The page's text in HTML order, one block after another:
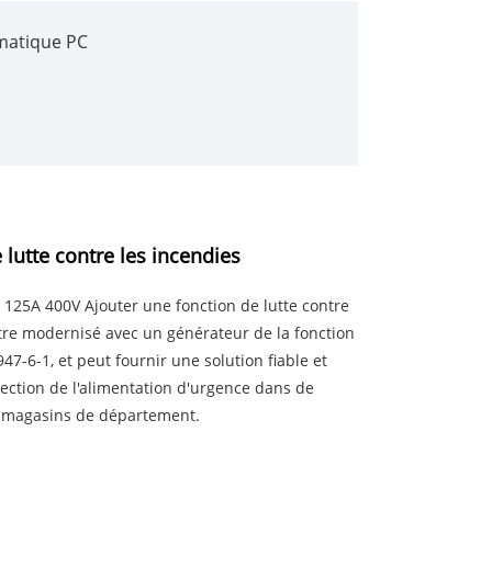
PC
lutte contre les incendies
400V Ajouter une fonction de lutte contre
modernisé avec un générateur de la fonction
6-1, et peut fournir une solution fiable et
de l'alimentation d'urgence dans de
de département.